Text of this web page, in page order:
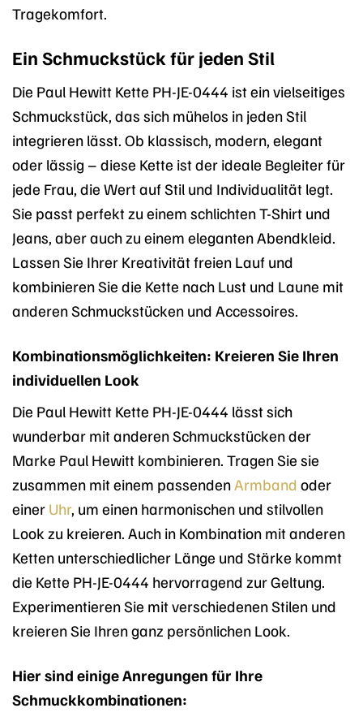
Tragekomfort.
Ein Schmuckstück für jeden Stil
Die Paul Hewitt Kette PH-JE-0444 ist ein vielseitiges
Schmuckstück, das sich mühelos in jeden Stil
integrieren lässt. Ob klassisch, modern, elegant
oder lässig – diese Kette ist der ideale Begleiter für
jede Frau, die Wert auf Stil und Individualität legt.
Sie passt perfekt zu einem schlichten T-Shirt und
Jeans, aber auch zu einem eleganten Abendkleid.
Lassen Sie Ihrer Kreativität freien Lauf und
kombinieren Sie die Kette nach Lust und Laune mit
anderen Schmuckstücken und Accessoires.
Kombinationsmöglichkeiten: Kreieren Sie Ihren
individuellen Look
Die Paul Hewitt Kette PH-JE-0444 lässt sich
wunderbar mit anderen Schmuckstücken der
Marke Paul Hewitt kombinieren. Tragen Sie sie
zusammen mit einem passendenArmband oder
einer Uhr, um einen harmonischen und stilvollen
Look zu kreieren. Auch in Kombination mit anderen
Ketten unterschiedlicher Länge und Stärke kommt
die Kette PH-JE-0444 hervorragend zur Geltung.
Experimentieren Sie mit verschiedenen Stilen und
kreieren Sie Ihren ganz persönlichen Look.
Hier sind einige Anregungen für Ihre
Schmuckkombinationen: